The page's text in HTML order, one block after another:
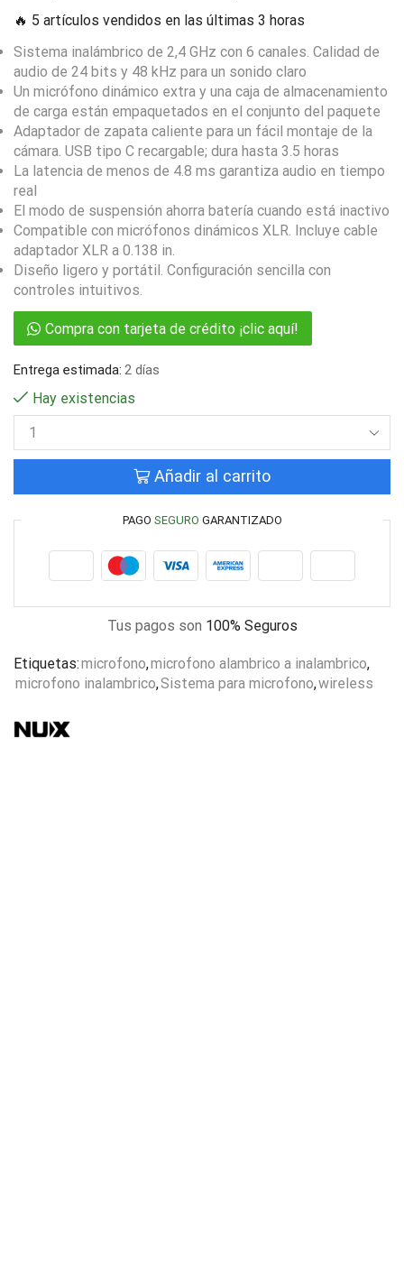
🔥 5 artículos vendidos en las últimas 3 horas
Sistema inalámbrico de 2,4 GHz con 6 canales. Calidad de
audio de 24 bits y 48 kHz para un sonido claro
Un micrófono dinámico extra y una caja de almacenamiento
de carga están empaquetados en el conjunto del paquete
Adaptador de zapata caliente para un fácil montaje de la
cámara. USB tipo C recargable; dura hasta 3.5 horas
La latencia de menos de 4.8 ms garantiza audio en tiempo
real
El modo de suspensión ahorra batería cuando está inactivo
Compatible con micrófonos dinámicos XLR. Incluye cable
adaptador XLR a 0.138 in.
Diseño ligero y portátil. Configuración sencilla con
controles intuitivos.
Compra con tarjeta de crédito ¡clic aquí!
Entrega estimada: 2 días
Hay existencias
Añadir al carrito
PAGO SEGURO GARANTIZADO
Tus pagos son 100% Seguros
Etiquetas:microfono,microfono alambrico a inalambrico,
microfono inalambrico,Sistema para microfono,wireless